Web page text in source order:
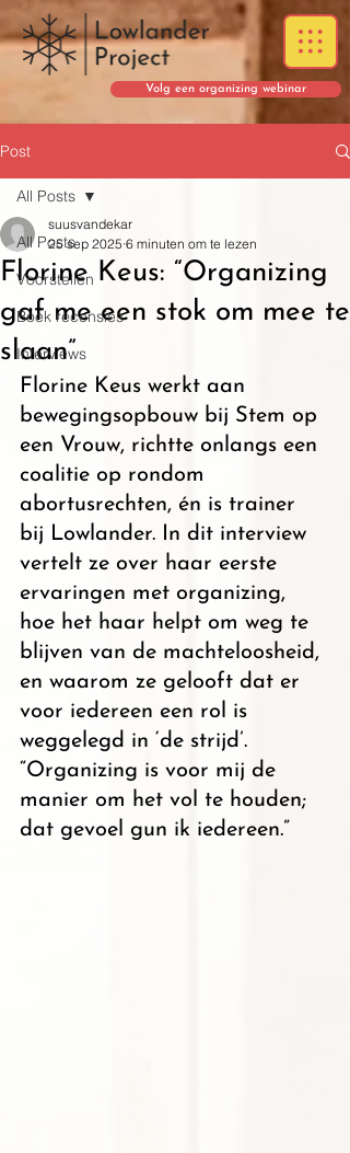
Volg een organizing webinar
Post
All Posts
Voorstellen
Boek recensies
Interviews
All Posts
Florine Keus: “Organizing
gaf me een stok om mee te
slaan”
suusvandekar
25 sep 2025 6 minuten om te lezen
Florine Keus werkt aan
bewegingsopbouw bij Stem op
een Vrouw, richtte onlangs een
coalitie op rondom
abortusrechten, én is trainer
bij Lowlander. In dit interview
vertelt ze over haar eerste
ervaringen met organizing,
hoe het haar helpt om weg te
blijven van de machteloosheid,
en waarom ze gelooft dat er
voor iedereen een rol is
weggelegd in ‘de strijd’.
“Organizing is voor mij de
manier om het vol te houden;
dat gevoel gun ik iedereen.”